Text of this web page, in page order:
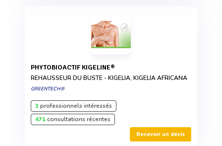
PHYTOBIOACTIF KIGELINE®
REHAUSSEUR DU BUSTE - KIGELIA, KIGELIA AFRICANA
GREENTECH®
3 professionnels intéressés
471consultations récentes
Recevoir un devis